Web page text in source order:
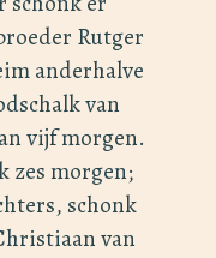
Rutger
anderhalve
van
vijf morgen.
zes morgen;
schonk
van